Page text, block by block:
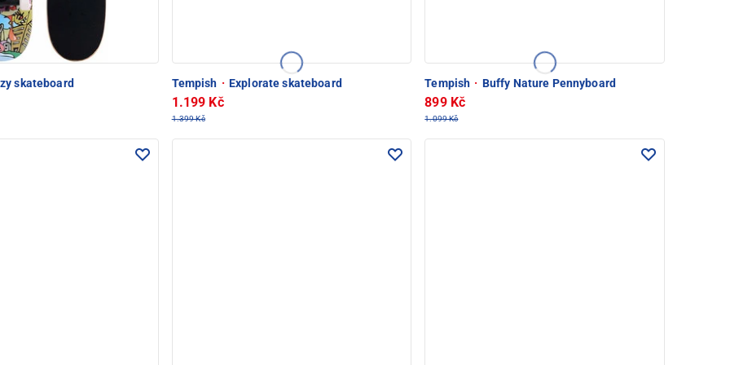
skateboard Tempish · Explorate skateboard
1.199 Kč
1.399 Kč
Tempish · Buffy Nature Pennyboard
899 Kč
1.099 Kč